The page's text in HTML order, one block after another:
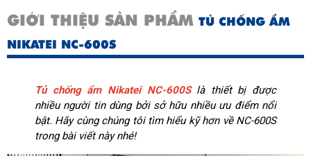
GIỚI THIỆU SẢN PHẨM TỦ CHỐNG ẨM
NIKATEI NC-600S
Tủ chống ẩm Nikatei NC-600Slà thiết bị được
nhiều người tin dùng bởi sở hữu nhiều ưu điểm nổi
bật. Hãy cùng chúng tôi tìm hiểu kỹ hơn về NC-600S
trong bài viết này nhé!